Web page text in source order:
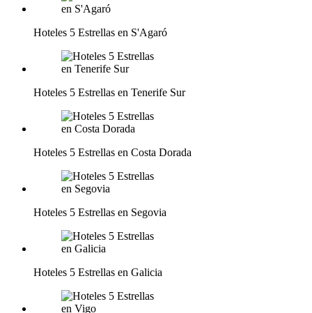
Hoteles 5 Estrellas en S'Agaró
Hoteles 5 Estrellas en Tenerife Sur
Hoteles 5 Estrellas en Costa Dorada
Hoteles 5 Estrellas en Segovia
Hoteles 5 Estrellas en Galicia